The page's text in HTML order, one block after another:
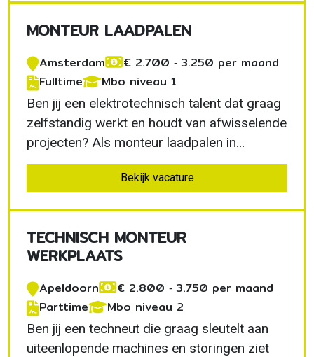
zelfstandig…
MONTEUR LAADPALEN
Amsterdam
€ 2.700 ‐ 3.250 per maand
Fulltime
Mbo niveau 1
Ben jij een elektrotechnisch talent dat graag
zelfstandig werkt en houdt van afwisselende
projecten? Als monteur laadpalen in
Amsterdam installeer en optimaliseer je
laadoplossingen voor elektrische voertuigen.
bijdrage…
Bekijk vacature
TECHNISCH MONTEUR
WERKPLAATS
Apeldoorn
€ 2.800 ‐ 3.750 per maand
Parttime
Mbo niveau 2
Ben jij een techneut die graag sleutelt aan
uiteenlopende machines en storingen ziet